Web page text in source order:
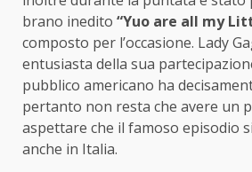
brano inedito “Yuo are all my
composto per l’occasione. Lady
entusiasta della sua
pubblico americano ha
pertanto non resta che avere un
aspettare che il famoso episodio
anche in Italia.